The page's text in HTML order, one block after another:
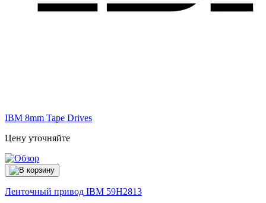
IBM 8mm Tape Drives
Цену уточняйте
Ленточный привод IBM 59H2813